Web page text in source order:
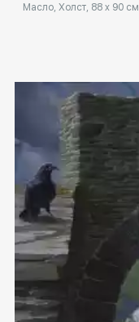
Масло, Холст, 88 x 90 см